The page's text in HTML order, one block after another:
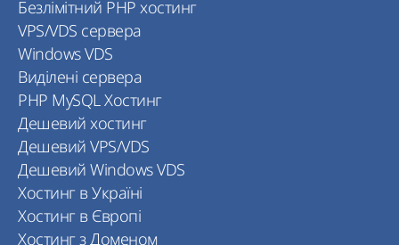
Безлімітний PHP хостинг
VPS/VDS сервера
Windows VDS
Виділені сервера
PHP MySQL Хостинг
Дешевий хостинг
Дешевий VPS/VDS
Дешевий Windows VDS
Хостинг в Україні
Хостинг в Європі
Хостинг з Доменом